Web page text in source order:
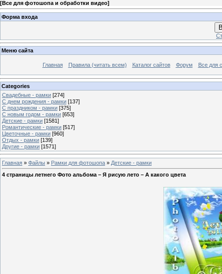
[Все для фотошопа и обработки видео]
Форма входа
Меню сайта
Главная Правила (читать всем) Каталог сайтов Форум Все для
Categories
Свадебные - рамки [274]
С днем рождения - рамки [137]
С праздником - рамки [375]
С новым годом - рамки [653]
Детские - рамки [1581]
Романтические - рамки [517]
Цветочные - рамки [960]
Отдых - рамки [139]
Другие - рамки [1571]
Главная » Файлы » Рамки для фотошопа » Детские - рамки
4 страницы летнего Фото альбома – Я рисую лето – А какого цвета